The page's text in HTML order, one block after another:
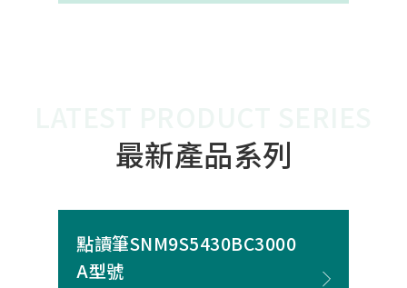
最新產品系列
點讀筆SNM9S5430BC3000
A型號